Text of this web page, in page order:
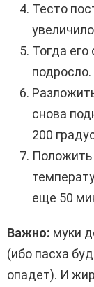
Тесто
Тогда
подросло.
снова
200
Положить
еще 50
Важно: муки
(ибо пасха
опадет). И